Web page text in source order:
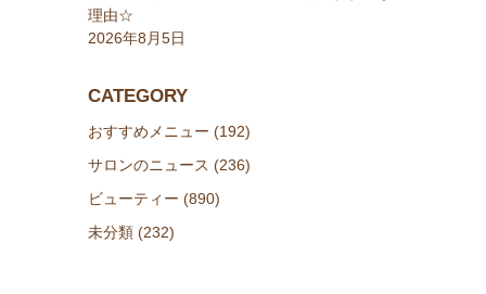
理由☆
2026年8月5日
CATEGORY
おすすめメニュー (192)
サロンのニュース (236)
ビューティー (890)
未分類 (232)